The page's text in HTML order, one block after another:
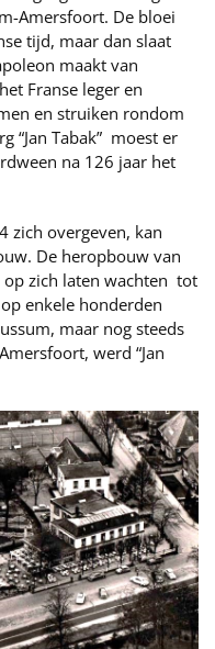
Amersfoort. De bloei
tijd, maar dan slaat
maakt van
Franse leger en
en struiken rondom
“Jan Tabak” moest er
na 126 jaar het
zich overgeven, kan
De heropbouw van
op zich laten wachten tot
enkele honderden
maar nog steeds
werd “Jan